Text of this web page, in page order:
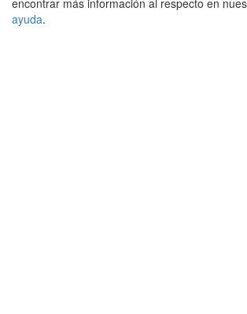
encontrar más información al respecto en
ayuda.